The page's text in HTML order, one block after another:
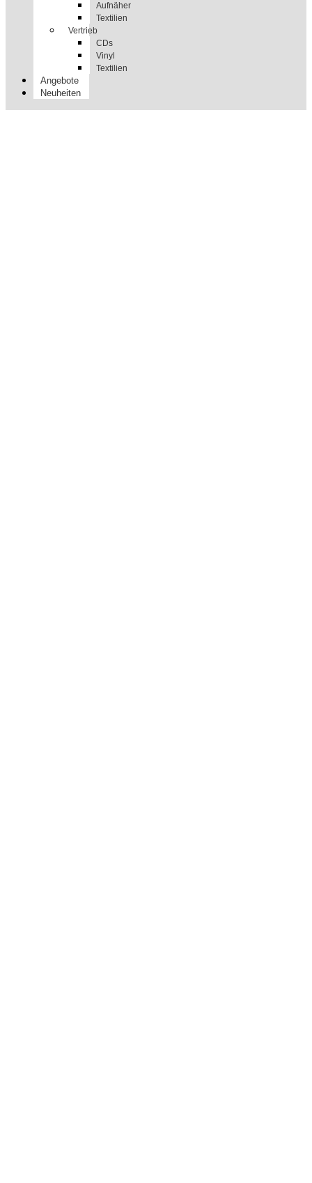
Aufnäher
Textilien
Vertrieb
CDs
Vinyl
Textilien
Angebote
Neuheiten